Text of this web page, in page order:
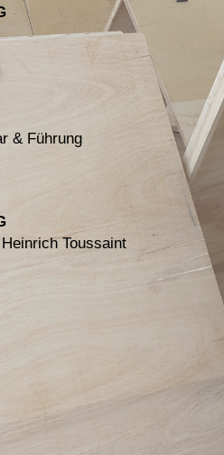
& Führung
Toussaint